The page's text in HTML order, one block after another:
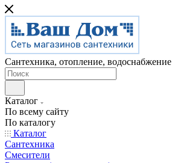
Сантехника, отопление, водоснабжение
Каталог
По всему сайту
По каталогу
Каталог
Сантехника
Смесители